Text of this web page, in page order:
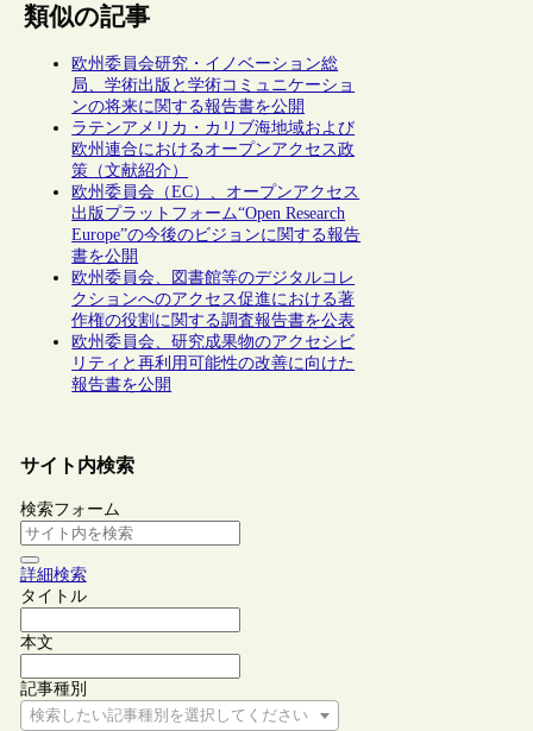
類似の記事
欧州委員会研究・イノベーション総
局、学術出版と学術コミュニケーショ
ンの将来に関する報告書を公開
ラテンアメリカ・カリブ海地域および
欧州連合におけるオープンアクセス政
策（文献紹介）
欧州委員会（EC）、オープンアクセス
出版プラットフォーム“Open Research
Europe”の今後のビジョンに関する報告
書を公開
欧州委員会、図書館等のデジタルコレ
クションへのアクセス促進における著
作権の役割に関する調査報告書を公表
欧州委員会、研究成果物のアクセシビ
リティと再利用可能性の改善に向けた
報告書を公開
サイト内検索
検索フォーム
詳細検索
タイトル
本文
記事種別
検索したい記事種別を選択してください